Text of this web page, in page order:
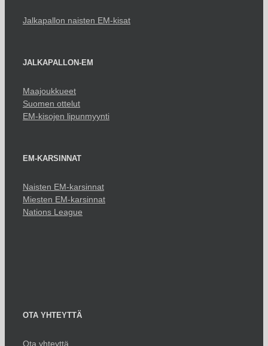
Jalkapallon naisten EM-kisat
JALKAPALLON-EM
Maajoukkueet
Suomen ottelut
EM-kisojen lipunmyynti
EM-KARSINNAT
Naisten EM-karsinnat
Miesten EM-karsinnat
Nations League
OTA YHTEYTTÄ
Ota yhteyttä